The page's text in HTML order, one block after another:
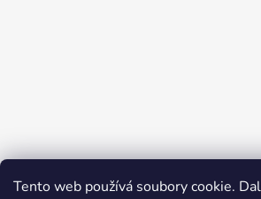
Tento web používá soubory cookie.